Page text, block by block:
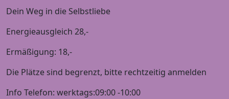
Dein Weg in die Selbstliebe
Energieausgleich 28,-
Ermäßigung: 18,-
Die Plätze sind begrenzt, bitte rechtzeitig anmelden
Info Telefon: werktags:09:00 -10:00